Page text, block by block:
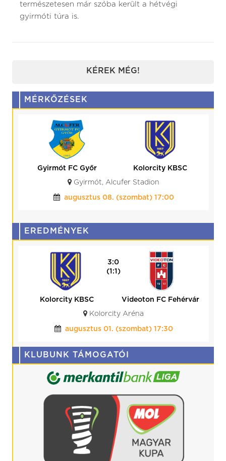
természetesen már szóba került a hétvégi
gyirmóti túra is.
KÉREK MÉG!
MÉRKŐZÉSEK
Gyirmót FC Győr
Kolorcity KBSC
Gyirmót, Alcufer Stadion
augusztus 08. (szombat) 17:00
EREDMÉNYEK
3:0
(1:1)
Kolorcity KBSC
Videoton FC Fehérvár
Kolorcity Aréna
augusztus 01. (szombat) 17:30
KLUBUNK TÁMOGATÓI